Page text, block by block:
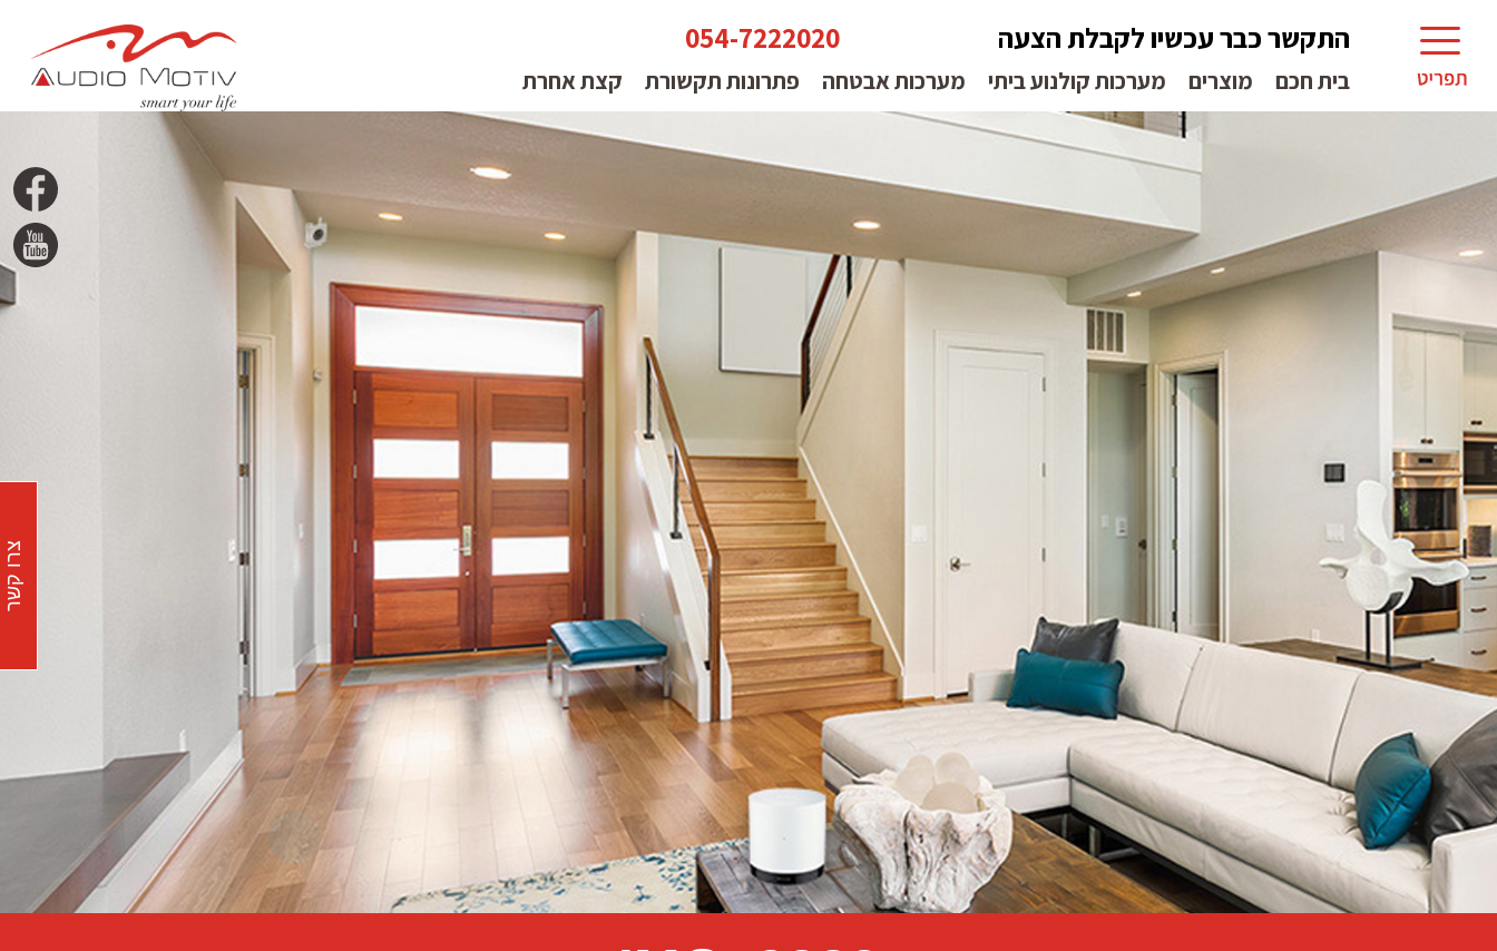
התקשר כבר עכשיו לקבלת הצעה 054-7222020
בית חכם מוצרים מערכות קולנוע ביתי מערכות אבטחה פתרונות תקשורת קצת אחרת
צרו קשר